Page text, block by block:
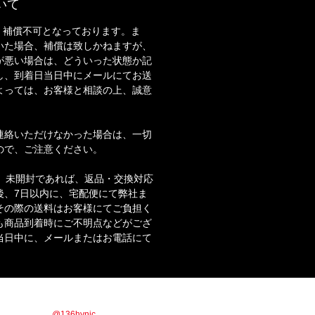
て
償不可となっております。ま
場合、補償は致しかねますが、
悪い場合は、どういった状態か記
到着日当日中にメールにてお送
っては、お客様と相談の上、誠意
いただけなかった場合は、一切
、ご注意ください。
未開封であれば、返品・交換対応
7日以内に、宅配便にて弊社ま
際の送料はお客様にてご負担く
商品到着時にご不明点などがござ
日中に、メールまたはお電話にて